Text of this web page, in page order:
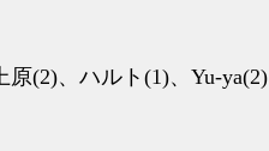
(2)、ハルト(1)、Yu-ya(2)